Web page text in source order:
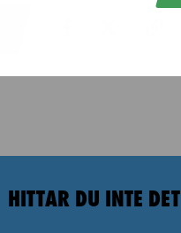
HITTAR DU INTE